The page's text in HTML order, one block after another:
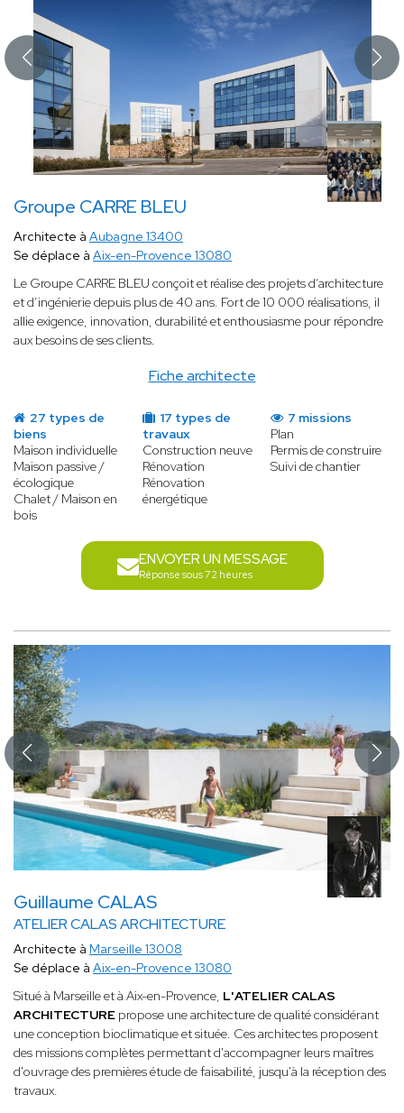
Groupe CARRE BLEU
Fiche architecte
Architecte à Aubagne 13400
Se déplace à Aix-en-Provence 13080
Le Groupe CARRE BLEU conçoit et réalise des projets d’architecture
et d’ingénierie depuis plus de 40 ans. Fort de 10 000 réalisations, il
allie exigence, innovation, durabilité et enthousiasme pour répondre
aux besoins de ses clients.
27 types de
biens
Maison individuelle
Maison passive /
écologique
Chalet / Maison en
bois
17 types de
travaux
Construction neuve
Rénovation
Rénovation
énergétique
7 missions
Plan
Permis de construire
Suivi de chantier
ENVOYER UN MESSAGE
Réponse sous 72 heures
Guillaume CALAS
ATELIER CALAS ARCHITECTURE
Architecte à Marseille 13008
Se déplace à Aix-en-Provence 13080
Situé à Marseille et à Aix-en-Provence, L'ATELIER CALAS
ARCHITECTURE propose une architecture de qualité considérant
une conception bioclimatique et située. Ces architectes proposent
des missions complètes permettant d'accompagner leurs maîtres
d'ouvrage des premières étude de faisabilité, jusqu'à la réception des
travaux.